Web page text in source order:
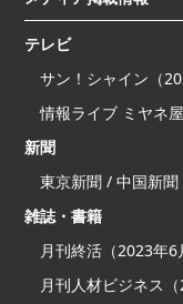
テレビ
サン！シャイン（
情報ライブ ミヤネ
新聞
東京新聞 / 中国新
雑誌・書籍
月刊終活（2023年6
月刊人材ビジネス